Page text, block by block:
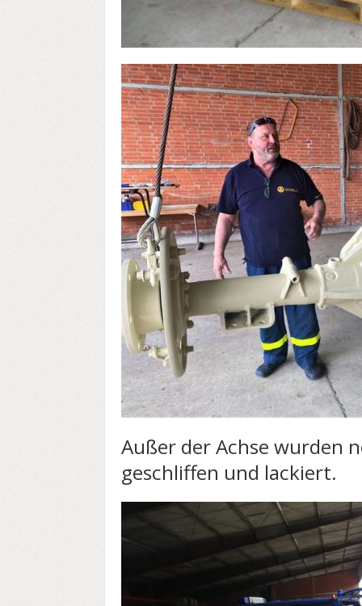
Außer der Achse wurden
geschliffen und lackiert.